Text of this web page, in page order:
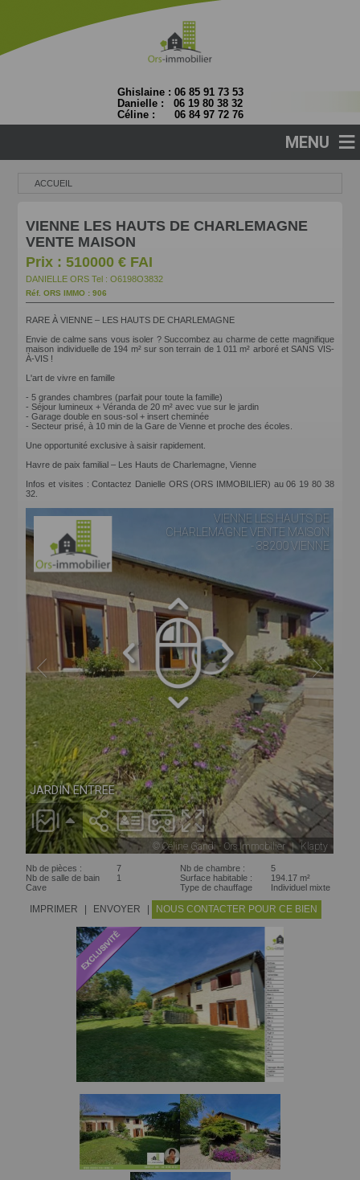
Ghislaine : 06 85 91 73 53
Danielle : 06 19 80 38 32
Céline : 06 84 97 72 76
MENU ≡
ACCUEIL
VIENNE LES HAUTS DE CHARLEMAGNE
VENTE MAISON
Prix : 510000 € FAI
DANIELLE ORSTel : O6198O3832
Réf. ORS IMMO : 906
RARE À VIENNE – LES HAUTS DE CHARLEMAGNE
Envie de calme sans vous isoler ? Succombez au charme de cette magnifique
maison individuelle de 194 m² sur son terrain de 1 011 m² arboré et SANS VIS-
À-VIS !
L'art de vivre en famille
- 5 grandes chambres (parfait pour toute la famille)
- Séjour lumineux + Véranda de 20 m² avec vue sur le jardin
- Garage double en sous-sol + insert cheminée
- Secteur prisé, à 10 min de la Gare de Vienne et proche des écoles.
Une opportunité exclusive à saisir rapidement.
Havre de paix familial – Les Hauts de Charlemagne, Vienne
Infos et visites : Contactez Danielle ORS (ORS IMMOBILIER) au 06 19 80 38
32.
Nb de pièces : 7 Nb de chambre :
5
Nb de salle de bain
1 Surface habitable :
194.17 m²
Cave
Type de chauffage Individuel mixte
IMPRIMER ENVOYER NOUS CONTACTER POUR CE BIEN